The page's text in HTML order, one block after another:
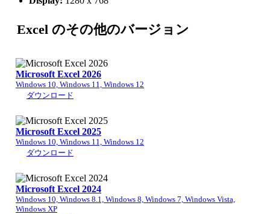
Excel のその他のバージョン
Microsoft Excel 2026
Windows 10, Windows 11, Windows 12
ダウンロード
Microsoft Excel 2025
Windows 10, Windows 11, Windows 12
ダウンロード
Microsoft Excel 2024
Windows 10, Windows 8.1, Windows 8, Windows 7, Windows Vista,
Windows XP